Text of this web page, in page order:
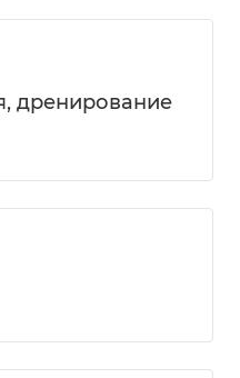
дренирование